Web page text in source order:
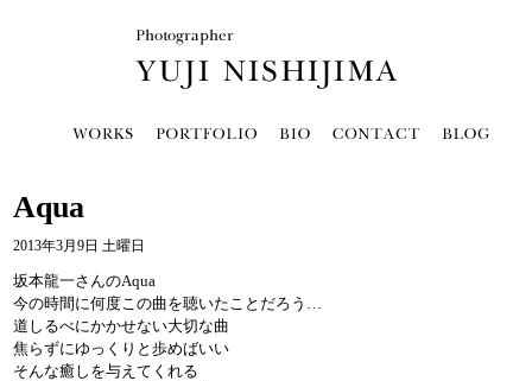
Aqua
2013年3月9日 土曜日
坂本龍一さんのAqua
今の時間に何度この曲を聴いたことだろう…
道しるべにかかせない大切な曲
焦らずにゆっくりと歩めばいい
そんな癒しを与えてくれる